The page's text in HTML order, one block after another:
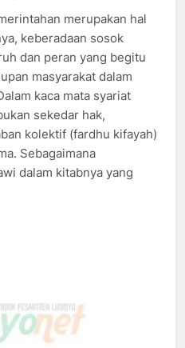
merupakan hal
keberadaan sosok
dan peran yang begitu
masyarakat dalam
kaca mata syariat
sekedar hak,
kolektif (fardhu kifayah)
Sebagaimana
dalam kitabnya yang